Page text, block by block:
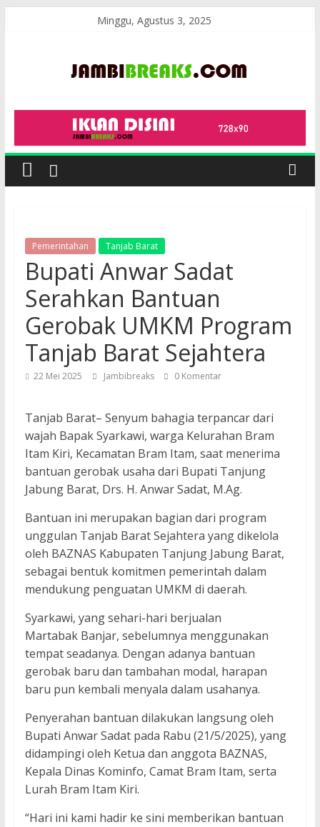
Minggu, Agustus 3, 2025
JambiBreaks
Pemerintahan Tanjab Barat
Bupati Anwar Sadat
Serahkan Bantuan
Gerobak UMKM Program
Tanjab Barat Sejahtera
22 Mei 2025 Jambibreaks 0 Komentar
Tanjab Barat– Senyum bahagia terpancar dari
wajah Bapak Syarkawi, warga Kelurahan Bram
Itam Kiri, Kecamatan Bram Itam, saat menerima
bantuan gerobak usaha dari Bupati Tanjung
Jabung Barat, Drs. H. Anwar Sadat, M.Ag.
Bantuan ini merupakan bagian dari program
unggulan Tanjab Barat Sejahtera yang dikelola
oleh BAZNAS Kabupaten Tanjung Jabung Barat,
sebagai bentuk komitmen pemerintah dalam
mendukung penguatan UMKM di daerah.
Syarkawi, yang sehari-hari berjualan
Martabak Banjar, sebelumnya menggunakan
tempat seadanya. Dengan adanya bantuan
gerobak baru dan tambahan modal, harapan
baru pun kembali menyala dalam usahanya.
Penyerahan bantuan dilakukan langsung oleh
Bupati Anwar Sadat pada Rabu (21/5/2025), yang
didampingi oleh Ketua dan anggota BAZNAS,
Kepala Dinas Kominfo, Camat Bram Itam, serta
Lurah Bram Itam Kiri.
“Hari ini kami hadir ke sini memberikan bantuan